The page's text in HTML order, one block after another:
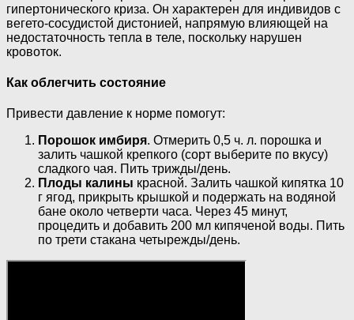
гипертонического криза. Он характерен для индивидов с
вегето-сосудистой дистонией, напрямую влияющей на
недостаточность тепла в теле, поскольку нарушен
кровоток.
Как облегчить состояние
Привести давление к норме помогут:
Порошок имбиря. Отмерить 0,5 ч. л. порошка и
залить чашкой крепкого (сорт выберите по вкусу)
сладкого чая. Пить трижды/день.
Плоды калины красной. Залить чашкой кипятка 10
г ягод, прикрыть крышкой и подержать на водяной
бане около четверти часа. Через 45 минут,
процедить и добавить 200 мл кипяченой воды. Пить
по трети стакана четырежды/день.